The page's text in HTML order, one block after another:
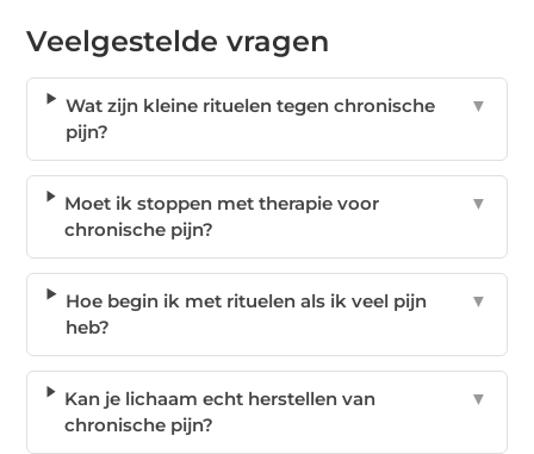
Veelgestelde vragen
Wat zijn kleine rituelen tegen chronische
pijn?
▼
Moet ik stoppen met therapie voor
chronische pijn?
▼
Hoe begin ik met rituelen als ik veel pijn
heb?
▼
Kan je lichaam echt herstellen van
chronische pijn?
▼